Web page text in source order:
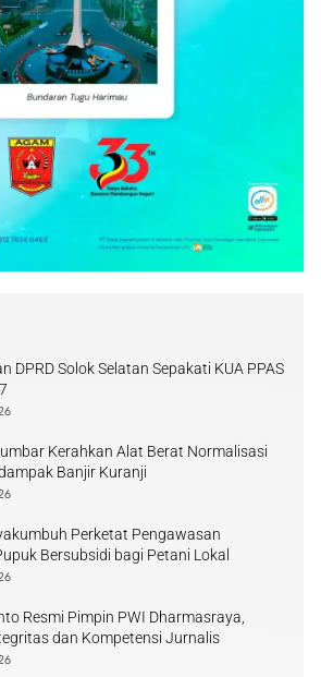
DPRD Solok Selatan Sepakati KUA PPAS
Kerahkan Alat Berat Normalisasi
Banjir Kuranji
Perketat Pengawasan
Bersubsidi bagi Petani Lokal
Resmi Pimpin PWI Dharmasraya,
dan Kompetensi Jurnalis